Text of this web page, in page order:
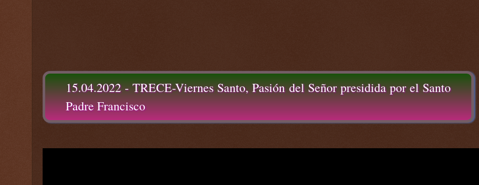
15.04.2022 - TRECE-Viernes Santo, Pasión del Señor presidida por el Santo
Padre Francisco